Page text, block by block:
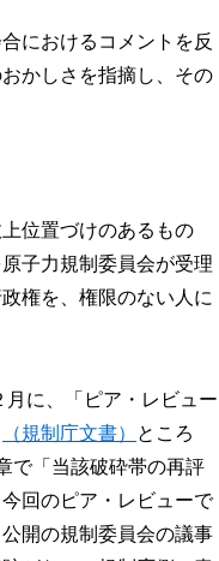
におけるコメントを反
かしさを指摘し、その
位置づけのあるもの
子力規制委員会が受理
権を、権限のない人に
に、「ピア・レビュー
（規制庁文書）
ところ
で「当該破砕帯の再評
回のピア・レビューで
開の規制委員会の議事